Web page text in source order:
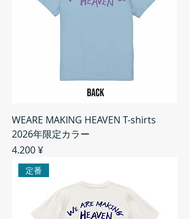
WEARE MAKING HEAVEN T-shirts
2026年限定カラー
Preis
4.200 ¥
定番